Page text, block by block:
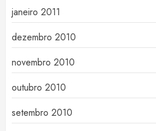
janeiro 2011
dezembro 2010
novembro 2010
outubro 2010
setembro 2010